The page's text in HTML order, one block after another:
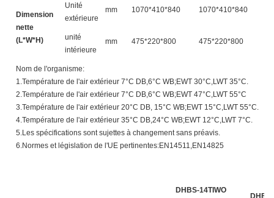
Dimension
nette
(L*W*H)
Unité
extérieure
mm 1070*410*840 1070*410*840
unité
intérieure
mm 475*220*800 475*220*800
Nom de l'organisme:
1.Température de l'air extérieur 7°C DB,6°C WB;EWT 30°C,LWT 35°C.
2.Température de l'air extérieur 7°C DB,6°C WB;EWT 47°C,LWT 55°C
3.Température de l'air extérieur 20°C DB, 15°C WB;EWT 15°C,LWT 55°C.
4.Température de l'air extérieur 35°C DB,24°C WB;EWT 12°C,LWT 7°C.
5.Les spécifications sont sujettes à changement sans préavis.
6.Normes et législation de l'UE pertinentes:EN14511,EN14825
DHBS-14TIWO